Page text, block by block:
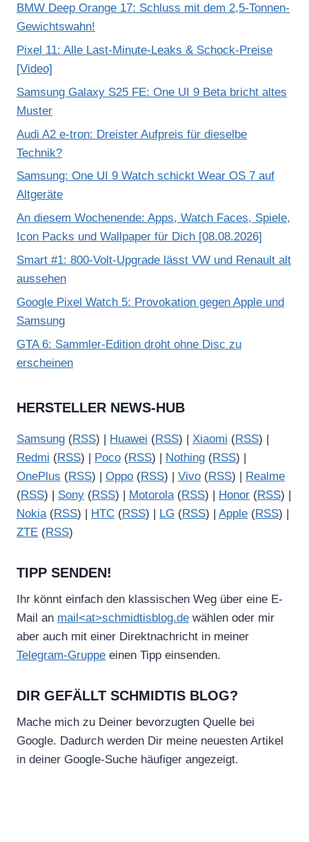
BMW Deep Orange 17: Schluss mit dem 2,5-Tonnen-
Gewichtswahn!
Pixel 11: Alle Last-Minute-Leaks & Schock-Preise
[Video]
Samsung Galaxy S25 FE: One UI 9 Beta bricht altes
Muster
Audi A2 e-tron: Dreister Aufpreis für dieselbe
Technik?
Samsung: One UI 9 Watch schickt Wear OS 7 auf
Altgeräte
An diesem Wochenende: Apps, Watch Faces, Spiele,
Icon Packs und Wallpaper für Dich [08.08.2026]
Smart #1: 800-Volt-Upgrade lässt VW und Renault alt
aussehen
Google Pixel Watch 5: Provokation gegen Apple und
Samsung
GTA 6: Sammler-Edition droht ohne Disc zu
erscheinen
HERSTELLER NEWS-HUB
Samsung (RSS) | Huawei (RSS) | Xiaomi (RSS) |
Redmi (RSS) | Poco (RSS) | Nothing (RSS) |
OnePlus (RSS) | Oppo (RSS) | Vivo (RSS) |
Realme
(RSS) | Sony (RSS) | Motorola(RSS) | Honor (RSS) |
Nokia(RSS) | HTC (RSS) | LG (RSS) | Apple (RSS) |
ZTE (RSS)
TIPP SENDEN!
Ihr könnt einfach den klassischen Weg über eine E-
Mail an mail<at>schmidtisblog.de wählen oder mir
aber auch mit einer Direktnachricht in meiner
Telegram-Gruppe einen Tipp einsenden.
DIR GEFÄLLT SCHMIDTIS BLOG?
Mache mich zu Deiner bevorzugten Quelle bei
Google. Dadurch werden Dir meine neuesten Artikel
in deiner Google-Suche häufiger angezeigt.